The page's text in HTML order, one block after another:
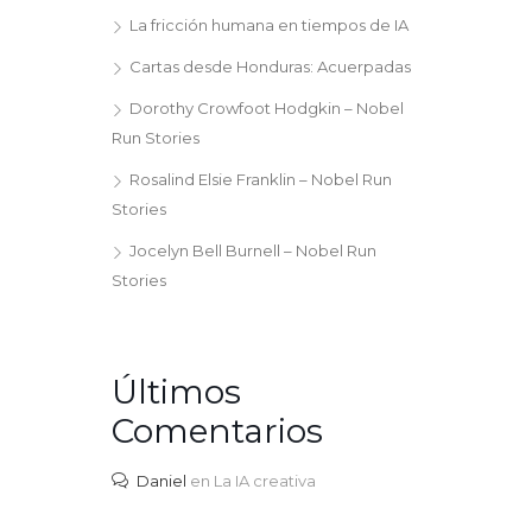
La fricción humana en tiempos de IA
Cartas desde Honduras: Acuerpadas
Dorothy Crowfoot Hodgkin – Nobel
Run Stories
Rosalind Elsie Franklin – Nobel Run
Stories
Jocelyn Bell Burnell – Nobel Run
Stories
Últimos
Comentarios
Daniel en La IA creativa